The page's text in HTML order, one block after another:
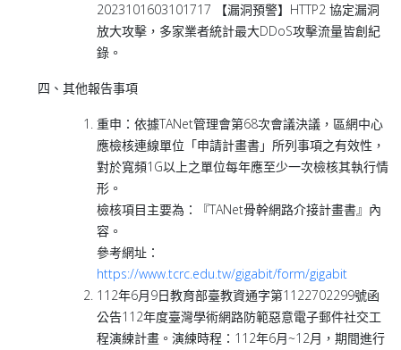
2023101603101717 【漏洞預警】HTTP2 協定漏洞
放大攻擊，多家業者統計最大DDoS攻擊流量皆創紀
錄。
四、其他報告事項
重申：依據TANet管理會第68次會議決議，區網中心
應檢核連線單位「申請計畫書」所列事項之有效性，
對於寬頻1G以上之單位每年應至少一次檢核其執行情
形。
檢核項目主要為：『TANet骨幹網路介接計畫書』內
容。
參考網址：
https://www.tcrc.edu.tw/gigabit/form/gigabit
112年6月9日教育部臺教資通字第1122702299號函
公告112年度臺灣學術網路防範惡意電子郵件社交工
程演練計畫。演練時程：112年6月~12月，期間進行